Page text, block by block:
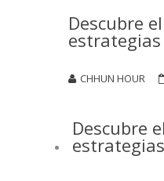
Descubre
estrategias
CHHUN HOUR
Descubre